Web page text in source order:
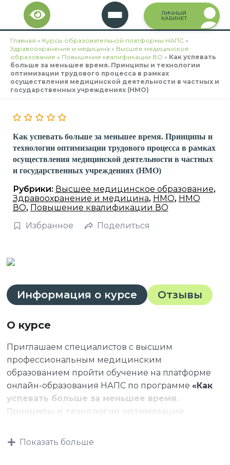
Перейти
содержимому
ЛИЧНЫЙ
КАБИНЕТ
Главная » Курсы образовательной платформы НАПС »
Здравоохранение и медицина » Высшее медицинское
образование » Повышение квалификации ВО » Как успевать
больше за меньшее время. Принципы и технологии
оптимизации трудового процесса в рамках
осуществления медицинской деятельности в частных и
государственных учреждениях (НМО)
Как успевать больше за меньшее время. Принципы и
технологии оптимизации трудового процесса в рамках
осуществления медицинской деятельности в частных
и государственных учреждениях (НМО)
Рубрики: Высшее медицинское образование,
Здравоохранение и медицина, НМО, НМО
ВО, Повышение квалификации ВО
Избранное
Поделиться
Информация о курсе Отзывы
О курсе
Приглашаем специалистов с высшим
профессиональным медицинским
образованием пройти обучение на платформе
онлайн-образования НАПС по программе «Как
успевать больше за меньшее время.
медицинской деятельности в частных и
Показать больше